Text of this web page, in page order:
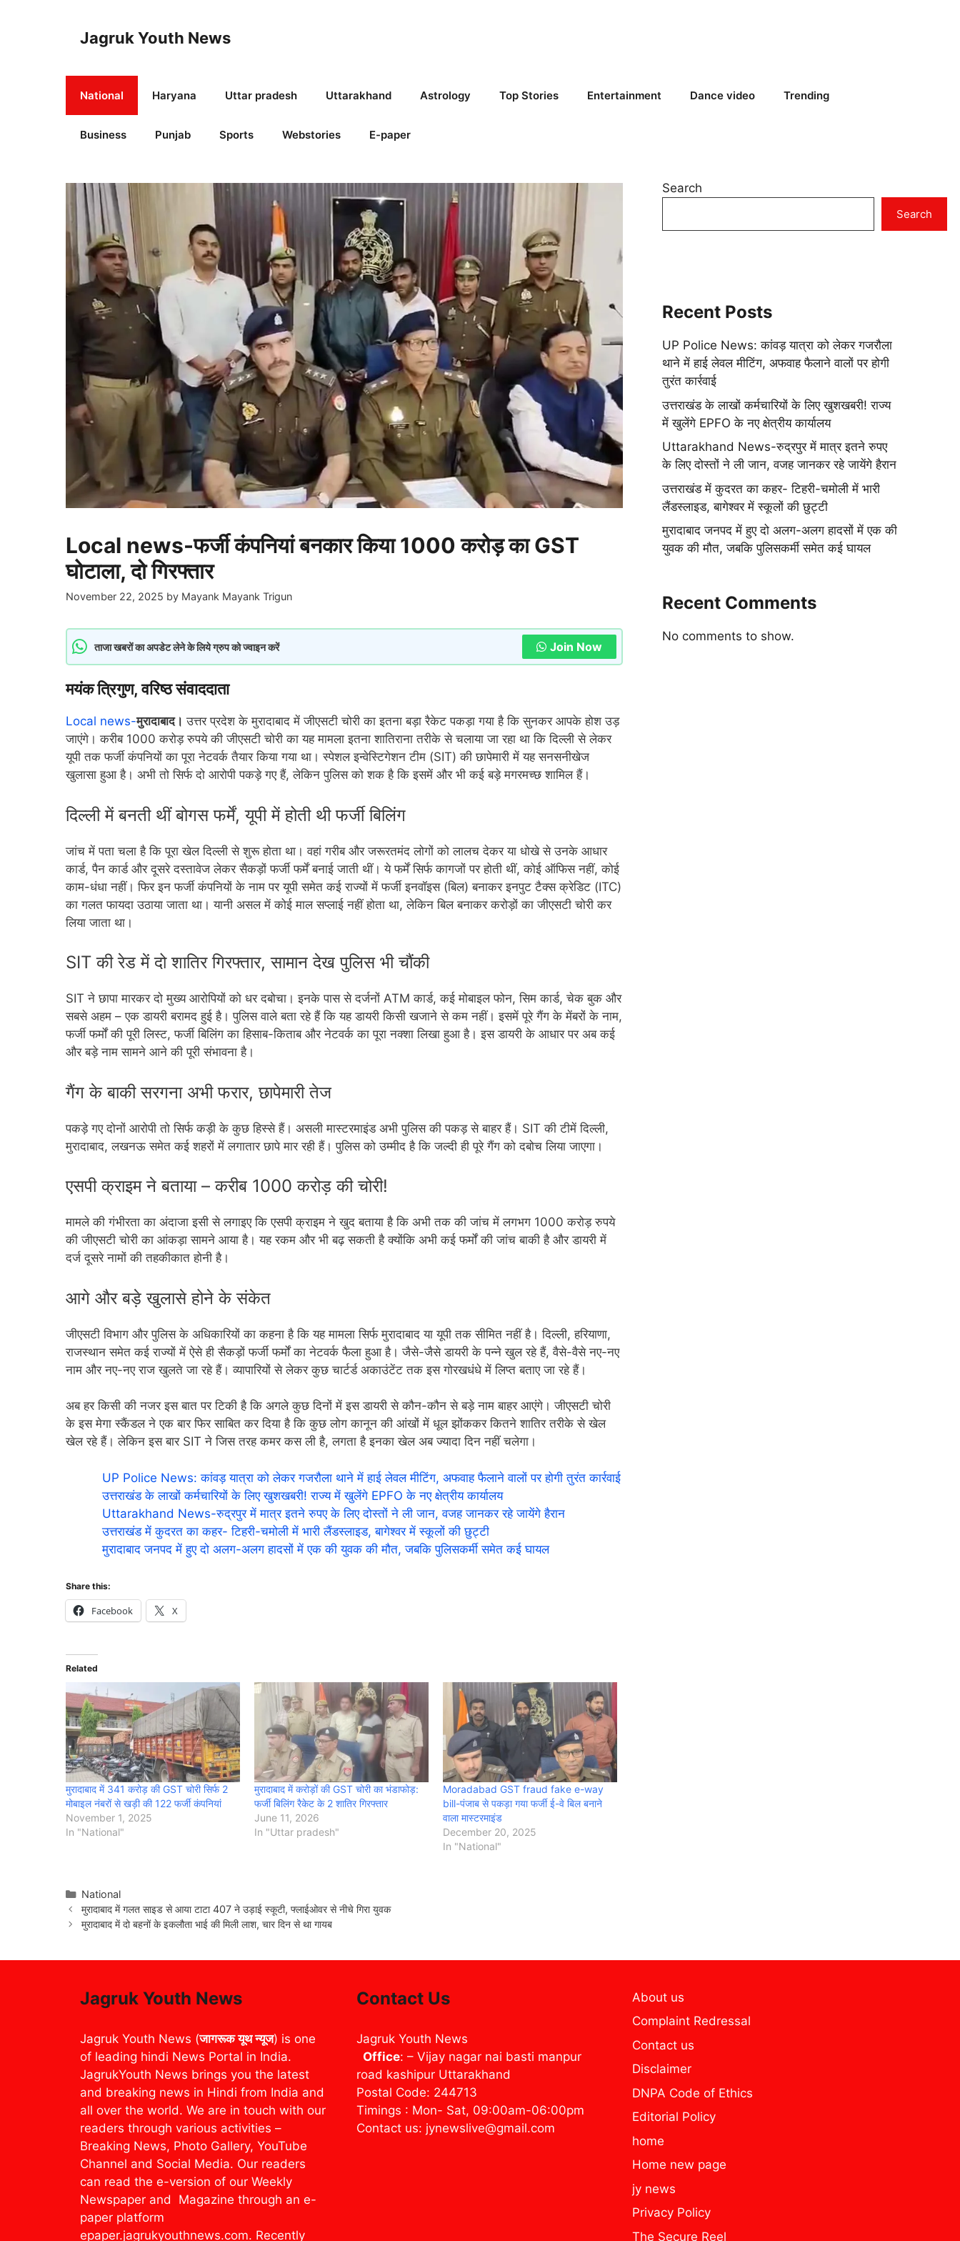
Jagruk Youth News
National Haryana Uttar pradesh Uttarakhand Astrology Top Stories Entertainment Dance video Trending
Business Punjab Sports Webstories E-paper
Local news-फर्जी कंपनियां बनकार किया 1000 करोड़ का GST
घोटाला, दो गिरफ्तार
November 22, 2025 by Mayank Mayank Trigun
ताजा खबरों का अपडेट लेने के लिये ग्रुप को ज्वाइन करें Join Now
मयंक त्रिगुण, वरिष्ठ संवाददाता
Local news-मुरादाबाद। उत्तर प्रदेश के मुरादाबाद में जीएसटी चोरी का इतना बड़ा रैकेट पकड़ा गया है कि सुनकर आपके होश उड़
जाएंगे। करीब 1000 करोड़ रुपये की जीएसटी चोरी का यह मामला इतना शातिराना तरीके से चलाया जा रहा था कि दिल्ली से लेकर
यूपी तक फर्जी कंपनियों का पूरा नेटवर्क तैयार किया गया था। स्पेशल इन्वेस्टिगेशन टीम (SIT) की छापेमारी में यह सनसनीखेज
खुलासा हुआ है। अभी तो सिर्फ दो आरोपी पकड़े गए हैं, लेकिन पुलिस को शक है कि इसमें और भी कई बड़े मगरमच्छ शामिल हैं।
दिल्ली में बनती थीं बोगस फर्में, यूपी में होती थी फर्जी बिलिंग
जांच में पता चला है कि पूरा खेल दिल्ली से शुरू होता था। वहां गरीब और जरूरतमंद लोगों को लालच देकर या धोखे से उनके आधार
कार्ड, पैन कार्ड और दूसरे दस्तावेज लेकर सैकड़ों फर्जी फर्में बनाई जाती थीं। ये फर्में सिर्फ कागजों पर होती थीं, कोई ऑफिस नहीं, कोई
काम-धंधा नहीं। फिर इन फर्जी कंपनियों के नाम पर यूपी समेत कई राज्यों में फर्जी इनवॉइस (बिल) बनाकर इनपुट टैक्स क्रेडिट (ITC)
का गलत फायदा उठाया जाता था। यानी असल में कोई माल सप्लाई नहीं होता था, लेकिन बिल बनाकर करोड़ों का जीएसटी चोरी कर
लिया जाता था।
SIT की रेड में दो शातिर गिरफ्तार, सामान देख पुलिस भी चौंकी
SIT ने छापा मारकर दो मुख्य आरोपियों को धर दबोचा। इनके पास से दर्जनों ATM कार्ड, कई मोबाइल फोन, सिम कार्ड, चेक बुक और
सबसे अहम – एक डायरी बरामद हुई है। पुलिस वाले बता रहे हैं कि यह डायरी किसी खजाने से कम नहीं। इसमें पूरे गैंग के मेंबरों के नाम,
फर्जी फर्मों की पूरी लिस्ट, फर्जी बिलिंग का हिसाब-किताब और नेटवर्क का पूरा नक्शा लिखा हुआ है। इस डायरी के आधार पर अब कई
और बड़े नाम सामने आने की पूरी संभावना है।
गैंग के बाकी सरगना अभी फरार, छापेमारी तेज
पकड़े गए दोनों आरोपी तो सिर्फ कड़ी के कुछ हिस्से हैं। असली मास्टरमाइंड अभी पुलिस की पकड़ से बाहर हैं। SIT की टीमें दिल्ली,
मुरादाबाद, लखनऊ समेत कई शहरों में लगातार छापे मार रही हैं। पुलिस को उम्मीद है कि जल्दी ही पूरे गैंग को दबोच लिया जाएगा।
एसपी क्राइम ने बताया – करीब 1000 करोड़ की चोरी!
मामले की गंभीरता का अंदाजा इसी से लगाइए कि एसपी क्राइम ने खुद बताया है कि अभी तक की जांच में लगभग 1000 करोड़ रुपये
की जीएसटी चोरी का आंकड़ा सामने आया है। यह रकम और भी बढ़ सकती है क्योंकि अभी कई फर्मों की जांच बाकी है और डायरी में
दर्ज दूसरे नामों की तहकीकात होनी है।
आगे और बड़े खुलासे होने के संकेत
जीएसटी विभाग और पुलिस के अधिकारियों का कहना है कि यह मामला सिर्फ मुरादाबाद या यूपी तक सीमित नहीं है। दिल्ली, हरियाणा,
राजस्थान समेत कई राज्यों में ऐसे ही सैकड़ों फर्जी फर्मों का नेटवर्क फैला हुआ है। जैसे-जैसे डायरी के पन्ने खुल रहे हैं, वैसे-वैसे नए-नए
नाम और नए-नए राज खुलते जा रहे हैं। व्यापारियों से लेकर कुछ चार्टर्ड अकाउंटेंट तक इस गोरखधंधे में लिप्त बताए जा रहे हैं।
अब हर किसी की नजर इस बात पर टिकी है कि अगले कुछ दिनों में इस डायरी से कौन-कौन से बड़े नाम बाहर आएंगे। जीएसटी चोरी
के इस मेगा स्कैंडल ने एक बार फिर साबित कर दिया है कि कुछ लोग कानून की आंखों में धूल झोंककर कितने शातिर तरीके से खेल
खेल रहे हैं। लेकिन इस बार SIT ने जिस तरह कमर कस ली है, लगता है इनका खेल अब ज्यादा दिन नहीं चलेगा।
UP Police News: कांवड़ यात्रा को लेकर गजरौला थाने में हाई लेवल मीटिंग, अफवाह फैलाने वालों पर होगी तुरंत कार्रवाई
उत्तराखंड के लाखों कर्मचारियों के लिए खुशखबरी! राज्य में खुलेंगे EPFO के नए क्षेत्रीय कार्यालय
Uttarakhand News-रुद्रपुर में मात्र इतने रुपए के लिए दोस्तों ने ली जान, वजह जानकर रहे जायेंगे हैरान
उत्तराखंड में कुदरत का कहर- टिहरी-चमोली में भारी लैंडस्लाइड, बागेश्वर में स्कूलों की छुट्टी
मुरादाबाद जनपद में हुए दो अलग-अलग हादसों में एक की युवक की मौत, जबकि पुलिसकर्मी समेत कई घायल
Share this:
Facebook X
Related
मुरादाबाद में 341 करोड़ की GST चोरी सिर्फ 2
मोबाइल नंबरों से खड़ी की 122 फर्जी कंपनियां
November 1, 2025
In "National"
मुरादाबाद में करोड़ों की GST चोरी का भंडाफोड़:
फर्जी बिलिंग रैकेट के 2 शातिर गिरफ्तार
June 11, 2026
In "Uttar pradesh"
Moradabad GST fraud fake e-way
bill-पंजाब से पकड़ा गया फर्जी ई-वे बिल बनाने
वाला मास्टरमाइंड
December 20, 2025
In "National"
Categories
National
मुरादाबाद में गलत साइड से आया टाटा 407 ने उड़ाई स्कूटी, फ्लाईओवर से नीचे गिरा युवक
मुरादाबाद में दो बहनों के इकलौता भाई की मिली लाश, चार दिन से था गायब
Search
Search
Recent Posts
UP Police News: कांवड़ यात्रा को लेकर गजरौला
थाने में हाई लेवल मीटिंग, अफवाह फैलाने वालों पर होगी
तुरंत कार्रवाई
उत्तराखंड के लाखों कर्मचारियों के लिए खुशखबरी! राज्य
में खुलेंगे EPFO के नए क्षेत्रीय कार्यालय
Uttarakhand News-रुद्रपुर में मात्र इतने रुपए
के लिए दोस्तों ने ली जान, वजह जानकर रहे जायेंगे हैरान
उत्तराखंड में कुदरत का कहर- टिहरी-चमोली में भारी
लैंडस्लाइड, बागेश्वर में स्कूलों की छुट्टी
मुरादाबाद जनपद में हुए दो अलग-अलग हादसों में एक की
युवक की मौत, जबकि पुलिसकर्मी समेत कई घायल
Recent Comments
No comments to show.
Jagruk Youth News
Jagruk Youth News (जागरूक यूथ न्यूज) is one
of leading hindi News Portal in India.
JagrukYouth News brings you the latest
and breaking news in Hindi from India and
all over the world. We are in touch with our
readers through various activities –
Breaking News, Photo Gallery, YouTube
Channel and Social Media. Our readers
can read the e-version of our Weekly
Newspaper and Magazine through an e-
paper platform
epaper.jagrukyouthnews.com. Recently
Contact Us
Jagruk Youth News
Office: – Vijay nagar nai basti manpur
road kashipur Uttarakhand
Postal Code: 244713
Timings : Mon- Sat, 09:00am-06:00pm
Contact us: jynewslive@gmail.com
About us
Complaint Redressal
Contact us
Disclaimer
DNPA Code of Ethics
Editorial Policy
home
Home new page
jy news
Privacy Policy
The Secure Reel